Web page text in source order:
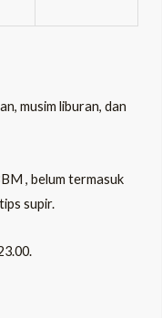
musim liburan, dan
, belum termasuk
supir.